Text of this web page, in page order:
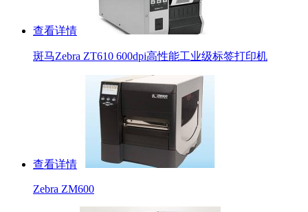
查看详情
斑马Zebra ZT610 600dpi高性能工业级标签打印机
查看详情
Zebra ZM600